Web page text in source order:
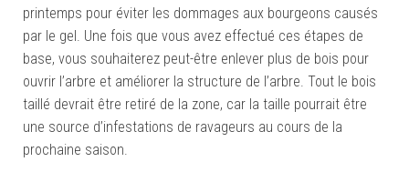
printemps pour éviter les dommages aux bourgeons causés
par le gel. Une fois que vous avez effectué ces étapes de
base, vous souhaiterez peut-être enlever plus de bois pour
ouvrir l’arbre et améliorer la structure de l’arbre. Tout le bois
taillé devrait être retiré de la zone, car la taille pourrait être
une source d’infestations de ravageurs au cours de la
prochaine saison.